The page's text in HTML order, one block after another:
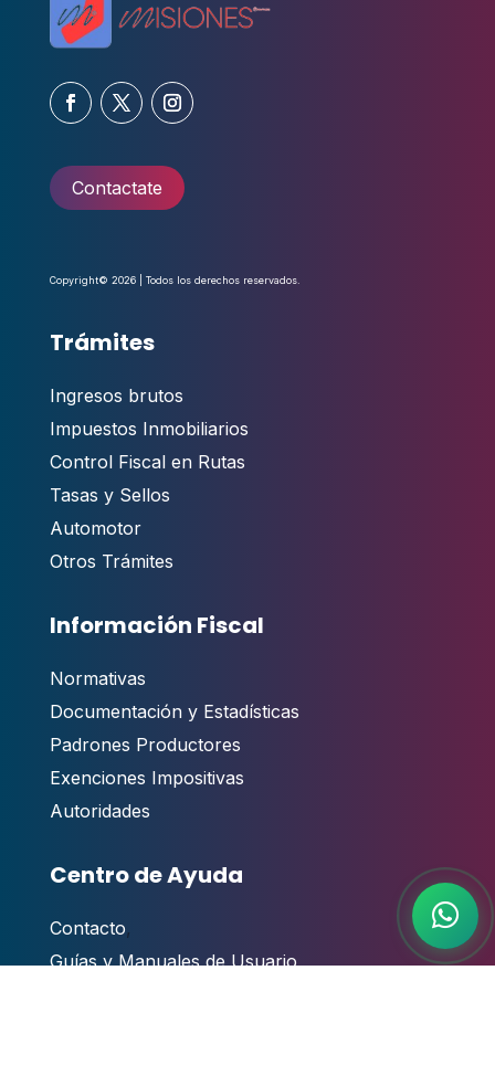
Contactate
Copyright© 2026 | Todos los derechos reservados.
Trámites
Ingresos brutos
Impuestos Inmobiliarios
Control Fiscal en Rutas
Tasas y Sellos
Automotor
Otros Trámites
Información Fiscal
Normativas
Documentación y Estadísticas
Padrones Productores
Exenciones Impositivas
Autoridades
Centro de Ayuda
Contacto,
Guías y Manuales de Usuario